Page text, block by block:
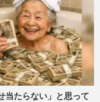
当たらない」と思って